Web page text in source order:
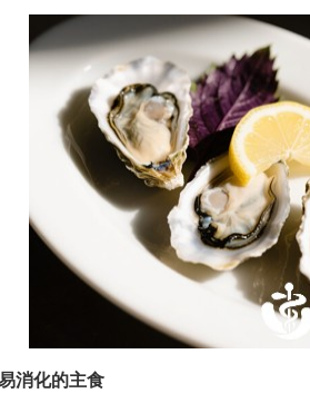
消化的主食